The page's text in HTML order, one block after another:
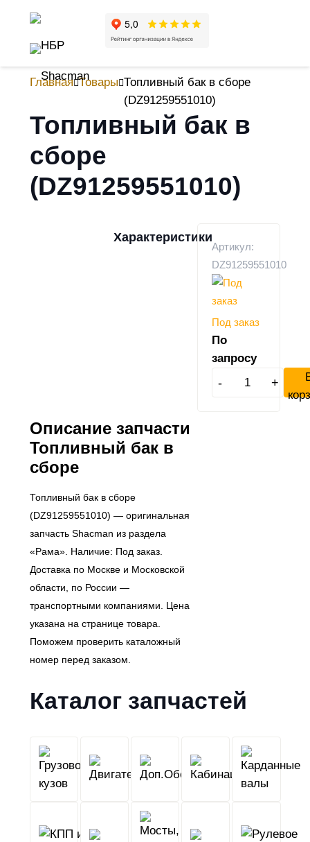
Главная Товары Топливный бак в сборе
(DZ91259551010)
Топливный бак в
сборе
(DZ91259551010)
Характеристики
Артикул:
DZ91259551010
Под заказ
По
запросу
- +
Описание запчасти
Топливный бак в
сборе
Топливный бак в сборе
(DZ91259551010) — оригинальная
запчасть Shacman из раздела
«Рама». Наличие: Под заказ.
Доставка по Москве и Московской
области, по России —
транспортными компаниями. Цена
указана на странице товара.
Поможем проверить каталожный
номер перед заказом.
Каталог запчастей
Грузовой
кузов
Двигатель Кабина
КПП